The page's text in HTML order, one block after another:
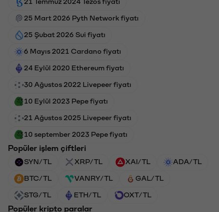
25 Mart 2026 Pyth Network fiyatı
25 Şubat 2026 Sui fiyatı
6 Mayıs 2021 Cardano fiyatı
24 Eylül 2020 Ethereum fiyatı
30 Ağustos 2022 Livepeer fiyatı
10 Eylül 2023 Pepe fiyatı
21 Ağustos 2025 Livepeer fiyatı
10 september 2023 Pepe fiyatı
Popüler işlem çiftleri
SYN/TL XRP/TL XAI/TL ADA/TL
BTC/TL VANRY/TL GAL/TL
STG/TL ETH/TL OXT/TL
Popüler kripto paralar